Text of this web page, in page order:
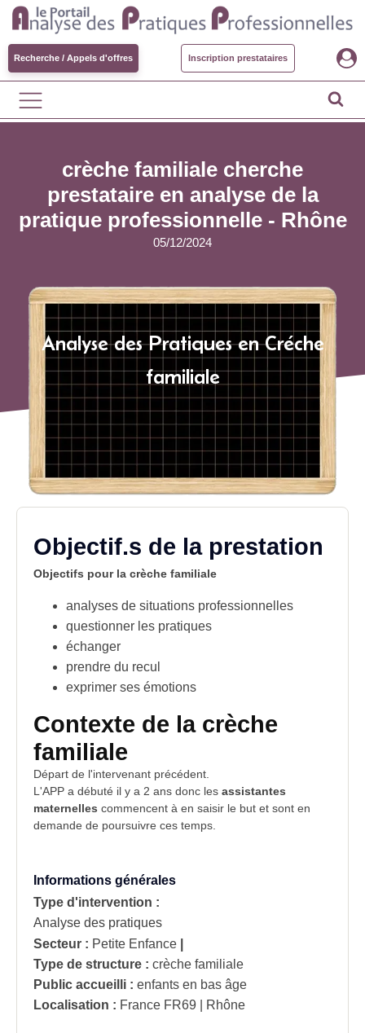
Recherche / Appels d'offres Inscription prestataires
crèche familiale cherche
prestataire en analyse de la
pratique professionnelle - Rhône
05/12/2024
Analyse des Pratiques en Créche
familiale
Objectif.s de la prestation
Objectifs pour la crèche familiale
analyses de situations professionnelles
questionner les pratiques
échanger
prendre du recul
exprimer ses émotions
Contexte de la crèche
familiale
Départ de l'intervenant précédent.
L'APP a débuté il y a 2 ans donc les assistantes
maternelles commencent à en saisir le but et sont en
demande de poursuivre ces temps.
Informations générales
Type d'intervention :
Analyse des pratiques
Secteur : Petite Enfance
Type de structure : crèche familiale
Public accueilli : enfants en bas âge
Localisation : France FR69 | Rhône